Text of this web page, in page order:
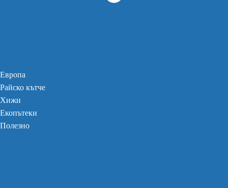
Европа
Райско кътче
Хижи
Екопътеки
Полезно